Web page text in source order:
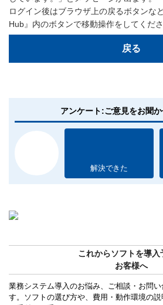
ログイン後はブラウザ上の戻るボタンな
Hub』内のボタンで移動操作をしてくださ
戻る
アンケート:ご意見をお聞
解決できた
これからソフトを導入
お客様へ
業務システム導入のお悩み、ご相談・お問
す。ソフトの選び方や、費用・動作環境の